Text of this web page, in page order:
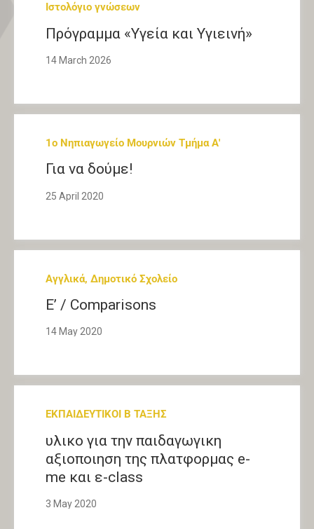
Ιστολόγιο γνώσεων
Πρόγραμμα «Υγεία και Υγιεινή»
14 March 2026
1o Νηπιαγωγείο Μουρνιών Τμήμα Α'
Για να δούμε!
25 April 2020
Αγγλικά, Δημοτικό Σχολείο
Ε’ / Comparisons
14 May 2020
ΕΚΠΑΙΔΕΥΤΙΚΟΙ Β ΤΑΞΗΣ
υλικο για την παιδαγωγικη
αξιοποιηση της πλατφορμας e-
me και ε-class
3 May 2020